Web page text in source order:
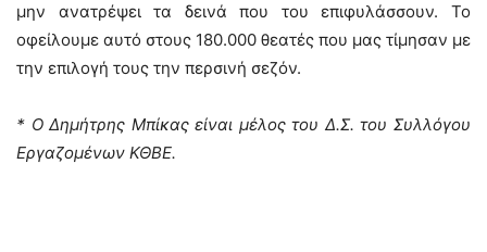
μην ανατρέψει τα δεινά που του επιφυλάσσουν. Το
οφείλουμε αυτό στους 180.000 θεατές που μας τίμησαν με
την επιλογή τους την περσινή σεζόν.
* Ο Δημήτρης Μπίκας είναι μέλος του Δ.Σ. του Συλλόγου
Εργαζομένων ΚΘΒΕ.